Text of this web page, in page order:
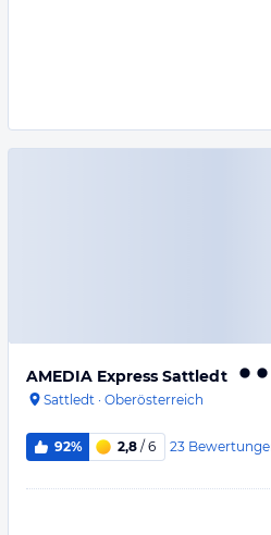
AMEDIA Express Sattledt
Sattledt · Oberösterreich
92% 2,8 / 6 23